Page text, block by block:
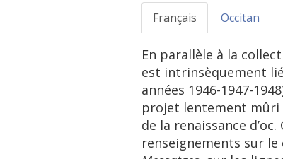
Français Occitan
En parallèle à la
est intrinsèquement
années 1946-1947-
projet lentement mûri
de la renaissance
renseignements sur